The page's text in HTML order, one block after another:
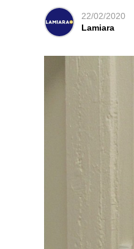
22/02/2020
Lamiara